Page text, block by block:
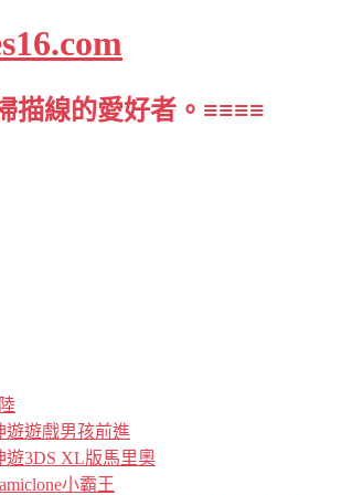
描線的愛好者。≡≡≡≡
遊遊戲男孩前進
遊3DS XL版馬里奧
小霸王